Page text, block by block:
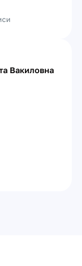
Вакиловна